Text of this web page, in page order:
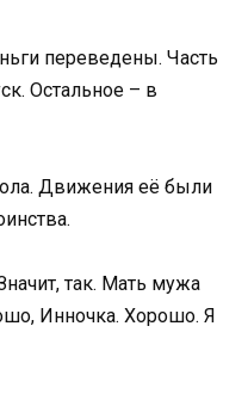
переведены. Часть
Остальное – в
Движения её были
так. Мать мужа
Инночка. Хорошо. Я